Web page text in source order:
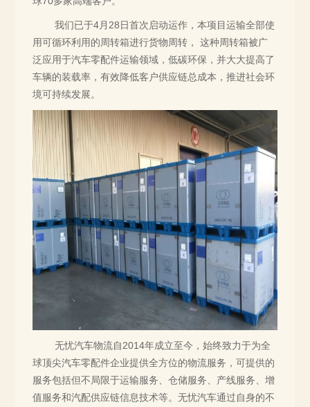
我们已于4月28日首次启动运作，本项目运输全部使
用可循环利用的周转箱进行货物周转， 这种周转箱被广
泛应用于汽车零配件运输领域，低碳环保，并大大提高了
车辆的装载率，有效降低客户供应链总成本，推进社会环
境可持续发展。
无忧汽车物流自2014年成立至今，始终致力于为全
球顶尖汽车零配件企业提供全方位的物流服务，可提供的
服务包括但不局限于运输服务、仓储服务、产线服务、增
值服务和汽配供应链信息技术等。无忧汽车通过自身的不